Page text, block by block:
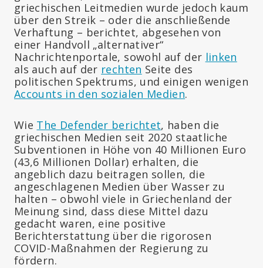
griechischen Leitmedien wurde jedoch kaum
über den Streik – oder die anschließende
Verhaftung – berichtet, abgesehen von
einer Handvoll „alternativer“
Nachrichtenportale, sowohl auf der linken
als auch auf der rechten Seite des
politischen Spektrums, und einigen wenigen
Accounts in den sozialen Medien.
Wie The Defender berichtet, haben die
griechischen Medien seit 2020 staatliche
Subventionen in Höhe von 40 Millionen Euro
(43,6 Millionen Dollar) erhalten, die
angeblich dazu beitragen sollen, die
angeschlagenen Medien über Wasser zu
halten – obwohl viele in Griechenland der
Meinung sind, dass diese Mittel dazu
gedacht waren, eine positive
Berichterstattung über die rigorosen
COVID-Maßnahmen der Regierung zu
fördern.